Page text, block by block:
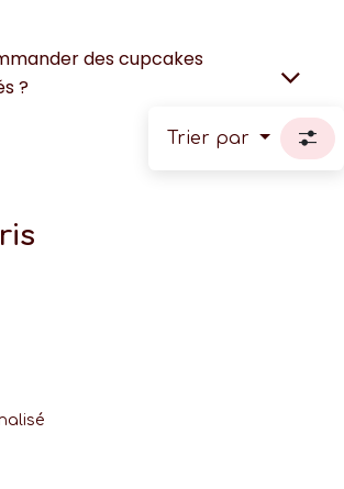
des cupcakes
?
Trier par